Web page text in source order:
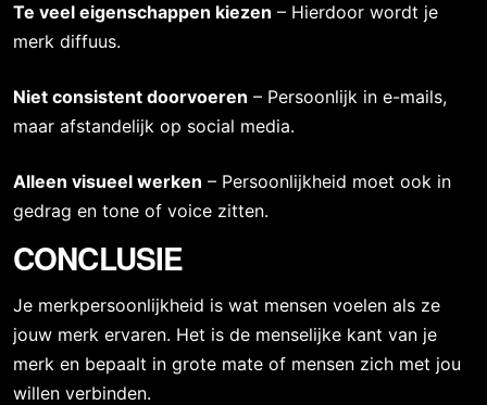
Te veel eigenschappen kiezen – Hierdoor wordt je
merk diffuus.
Niet consistent doorvoeren – Persoonlijk in e-mails,
maar afstandelijk op social media.
Alleen visueel werken – Persoonlijkheid moet ook in
gedrag en tone of voice zitten.
CONCLUSIE
Je merkpersoonlijkheid is wat mensen voelen als ze
jouw merk ervaren. Het is de menselijke kant van je
merk en bepaalt in grote mate of mensen zich met jou
willen verbinden.